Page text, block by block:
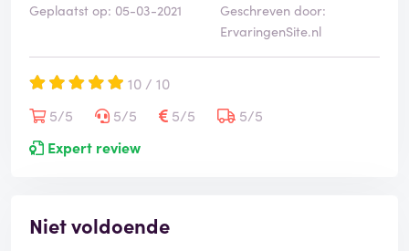
Geplaatst op: 05-03-2021
Geschreven door:
ErvaringenSite.nl
10 / 10
5/5
5/5 5/5
5/5
Expert review
Niet voldoende